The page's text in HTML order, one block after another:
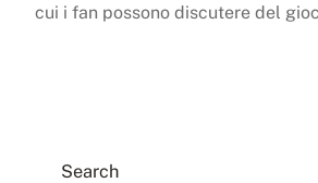
cui i fan possono discutere del
Search